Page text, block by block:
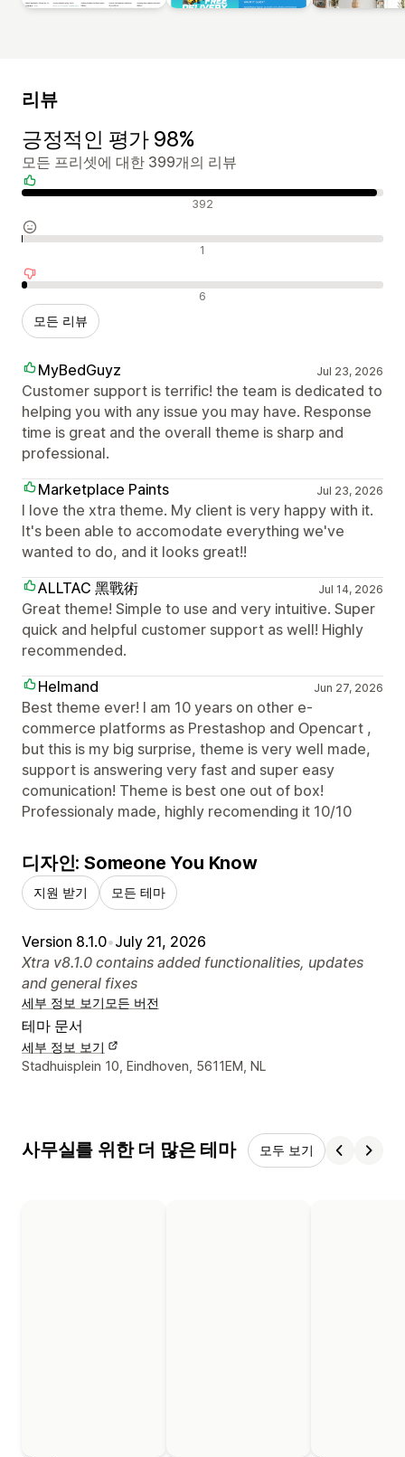
리뷰
긍정적인 평가 98%
모든 프리셋에 대한 399개의 리뷰
긍정적인 리뷰 392
중립적인 리뷰 1
부정적인 리뷰 6
모든 리뷰
MyBedGuyz Jul 23, 2026
Customer support is terrific! the team is dedicated to
helping you with any issue you may have. Response
time is great and the overall theme is sharp and
professional.
Marketplace Paints
Jul 23, 2026
I love the xtra theme. My client is very happy with it.
It's been able to accomodate everything we've
wanted to do, and it looks great!!
ALLTAC 黑戰術
Jul 14, 2026
Great theme! Simple to use and very intuitive. Super
quick and helpful customer support as well! Highly
recommended.
Helmand
Jun 27, 2026
Best theme ever! I am 10 years on other e-
commerce platforms as Prestashop and Opencart ,
but this is my big surprise, theme is very well made,
support is answering very fast and super easy
comunication! Theme is best one out of box!
Professionaly made, highly recomending it 10/10
디자인: Someone You Know
지원 받기 모든 테마
Version 8.1.0•July 21, 2026
Xtra v8.1.0 contains added functionalities, updates
and general fixes
세부 정보 보기 모든 버전
테마 문서
세부 정보 보기
디자이너 연락처 세부 정보
Stadhuisplein 10, Eindhoven, 5611EM, NL
사무실를 위한 더 많은 테마 모두 보기